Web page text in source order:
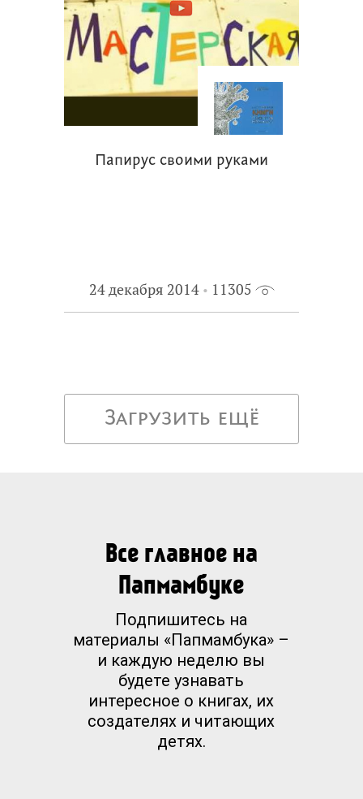
Папирус своими руками
24 декабря 2014 11305
Загрузить ещё
Все главное на
Папмамбуке
Подпишитесь на
материалы «Папмамбука» –
и каждую неделю вы
будете узнавать
интересное о книгах, их
создателях и читающих
детях.